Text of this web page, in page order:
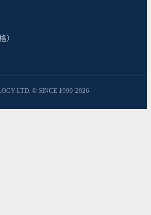
）
LTD. © SINCE 1990-2026